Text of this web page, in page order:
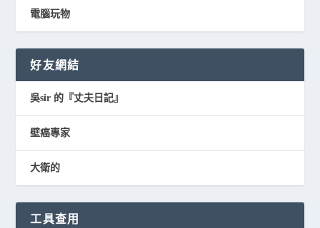
電腦玩物
好友網結
吳sir 的『丈夫日記』
壁癌專家
大衛的
工具查用